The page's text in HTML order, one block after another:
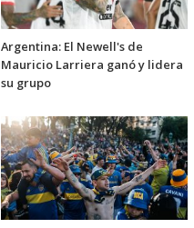
Argentina: El Newell's de
Mauricio Larriera ganó y lidera
su grupo